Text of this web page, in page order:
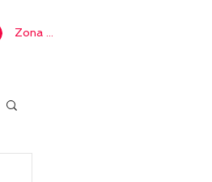
Zona privada